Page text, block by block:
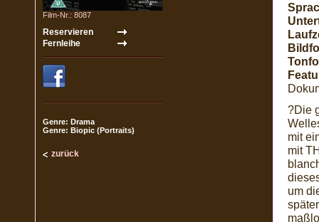
Film-Nr.: 8087
Genre: Drama
Genre: Biopic (Portraits)
zurück
?Die
mit
mit
um